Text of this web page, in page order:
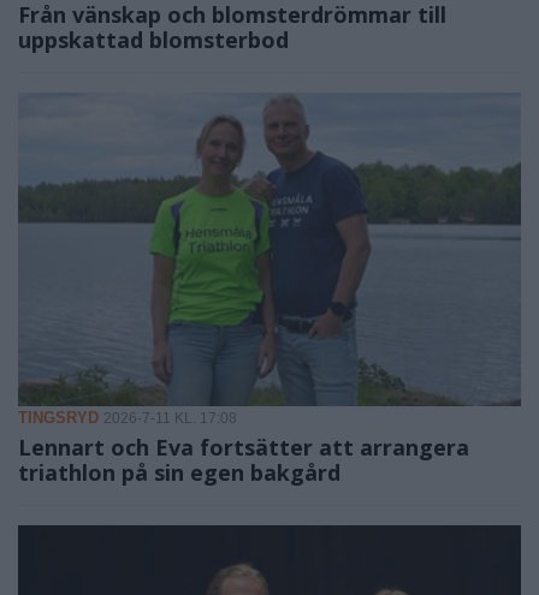
Från vänskap och blomsterdrömmar till
uppskattad blomsterbod
TINGSRYD 2026-7-11 KL. 17:08
Lennart och Eva fortsätter att arrangera
triathlon på sin egen bakgård